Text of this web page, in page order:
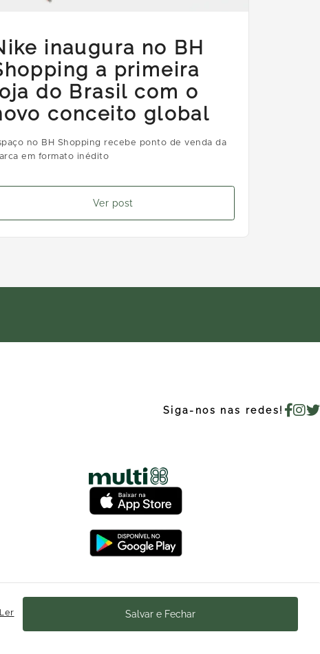
inaugura no BH
a primeira
do Brasil com o
conceito global
no BH Shopping recebe ponto de venda da
em formato inédito
Ver post
Siga-nos nas redes!
Trabalhe Conosco
Ler
Salvar e Fechar